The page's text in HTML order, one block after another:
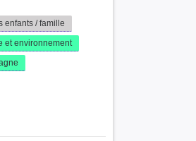
enfants / famille
et environnement